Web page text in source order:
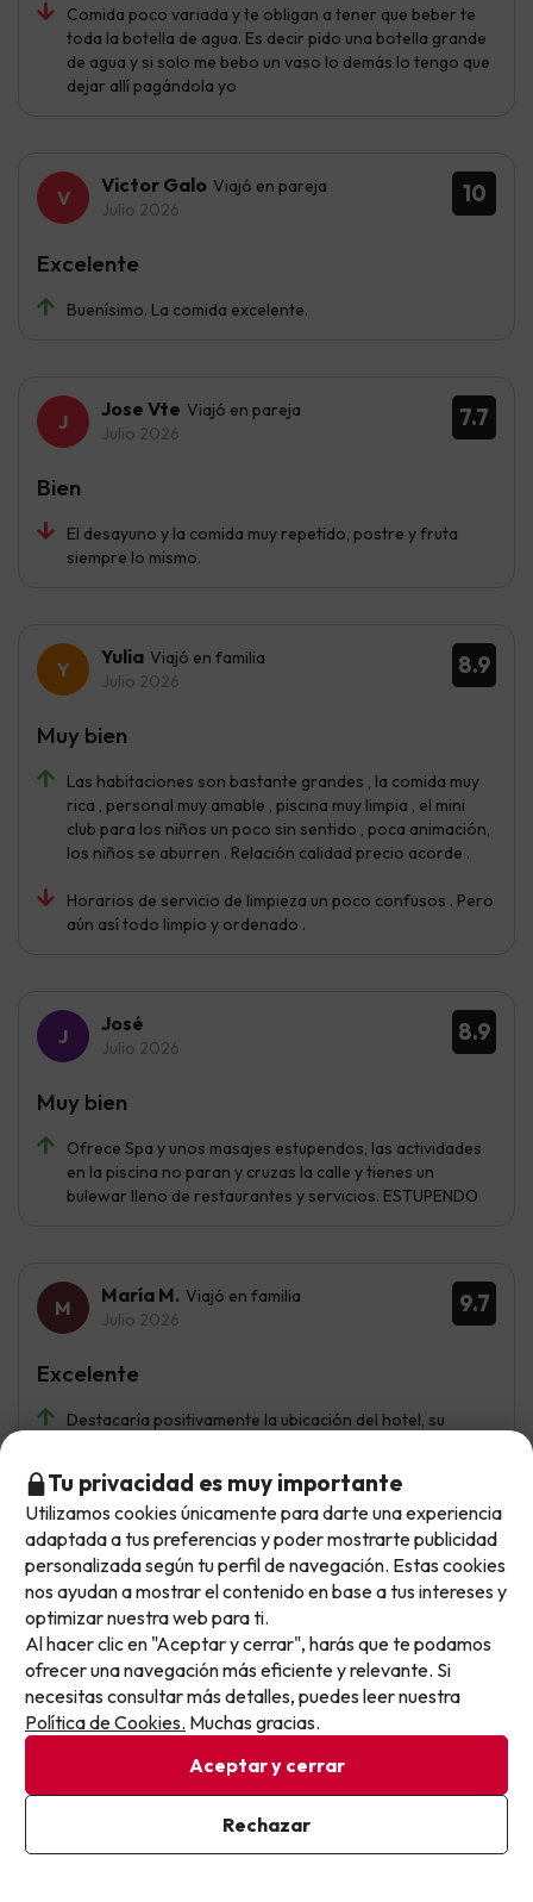
Comida poco variada y te obligan a tener que beber te
toda la botella de agua. Es decir pido una botella grande
de agua y si solo me bebo un vaso lo demás lo tengo que
dejar allí pagándola yo
10
Victor Galo Viajó en pareja
Julio 2026
Buenísimo. La comida excelente.
Excelente
7.7
Jose Vte Viajó en pareja
Julio 2026
El desayuno y la comida muy repetido, postre y fruta
siempre lo mismo.
Bien
8.9
Yulia Viajó en familia
Julio 2026
Las habitaciones son bastante grandes , la comida muy
rica , personal muy amable , piscina muy limpia , el mini
club para los niños un poco sin sentido , poca animación,
los niños se aburren . Relación calidad precio acorde .
Horarios de servicio de limpieza un poco confusos . Pero
aún así todo limpio y ordenado .
Muy bien
8.9
José
Julio 2026
Ofrece Spa y unos masajes estupendos, las actividades
en la piscina no paran y cruzas la calle y tienes un
bulewar lleno de restaurantes y servicios. ESTUPENDO
Muy bien
9.7
María M. Viajó en familia
Julio 2026
Destacaría positivamente la ubicación del hotel, su
restaurante y la buena calidad de la comida y
elaboración.
El baño de la habitación un tanto obsoleto, la taza del
sanitario deteriorada por el uso.
Excelente
Jo Se Miguel
Viajó en familia
Julio 2026
del hotel, la comida, la piscina...todo
No llegas tarde: llegas al siguiente.
Este chollo ya ha caducado, pero cada día lanzamos
nuevas oportunidades para viajar mejor y pagar
menos.
Apúntate y que el próximo no se te escape.
Pon tu mejor e-mail
Ya estoy suscrito
Al suscribirte, confirmas haber leído y estar de acuerdo con la
Tu privacidad es muy importante
Utilizamos cookies únicamente para darte una experiencia
adaptada a tus preferencias y poder mostrarte publicidad
personalizada según tu perfil de navegación. Estas cookies
nos ayudan a mostrar el contenido en base a tus intereses y
optimizar nuestra web para ti.
Al hacer clic en "Aceptar y cerrar", harás que te podamos
ofrecer una navegación más eficiente y relevante. Si
necesitas consultar más detalles, puedes leer nuestra
Política de Cookies. Muchas gracias.
Aceptar y cerrar
Rechazar